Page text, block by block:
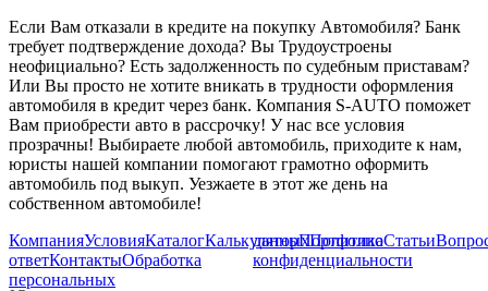
Если Вам отказали в кредите на покупку Автомобиля? Банк
требует подтверждение дохода? Вы Трудоустроены
неофициально? Есть задолженность по судебным приставам?
Или Вы просто не хотите вникать в трудности оформления
автомобиля в кредит через банк. Компания S-AUTO поможет
Вам приобрести авто в рассрочку! У нас все условия
прозрачны! Выбираете любой автомобиль, приходите к нам,
юристы нашей компании помогают грамотно оформить
автомобиль под выкуп. Уезжаете в этот же день на
собственном автомобиле!
КомпанияУсловияКаталогКалькуляторПортфолиоСтатьи
ответКонтактыОбработка
персональных
данныхПолитика
конфиденциальности